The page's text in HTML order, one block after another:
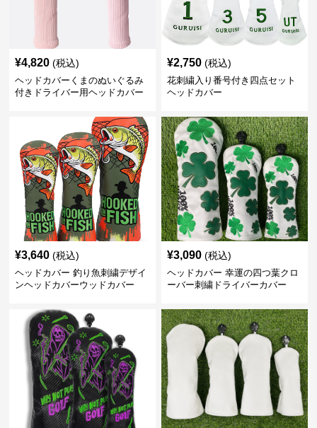
¥4,820 (税込)
ヘッドカバーくまのぬいぐるみ
付きドライバー用ヘッドカバー
¥2,750 (税込)
花刺繍入り番号付き四点セット
ヘッドカバー
¥3,640 (税込)
ヘッドカバー 釣り魚刺繍デザイ
ンヘッドカバーウッドカバー
¥3,090 (税込)
ヘッドカバー 幸運の四つ葉クロ
ーバー刺繍ドライバーカバー